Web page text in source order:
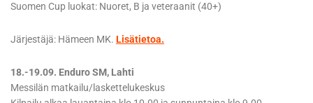
Suomen Cup luokat: Nuoret, B ja veteraanit (40+)
Järjestäjä: Hämeen MK. Lisätietoa.
18.-19.09. Enduro SM, Lahti
Messilän matkailu/laskettelukeskus